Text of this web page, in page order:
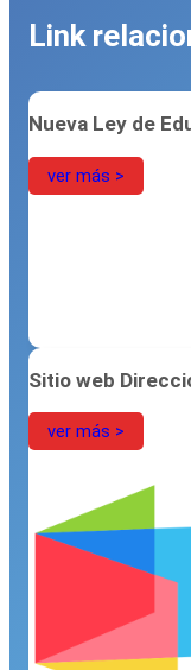
Link
Nueva Ley de
ver más >
Sitio web
ver más >